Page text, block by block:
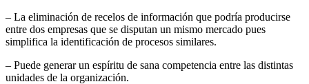
– La eliminación de recelos de información que podría producirse
entre dos empresas que se disputan un mismo mercado pues
simplifica la identificación de procesos similares.
– Puede generar un espíritu de sana competencia entre las distintas
unidades de la organización.